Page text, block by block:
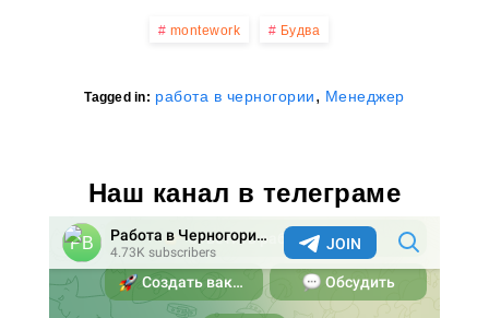
montework Будва
Tagged in: работа в черногории, Менеджер
Наш канал в телеграме